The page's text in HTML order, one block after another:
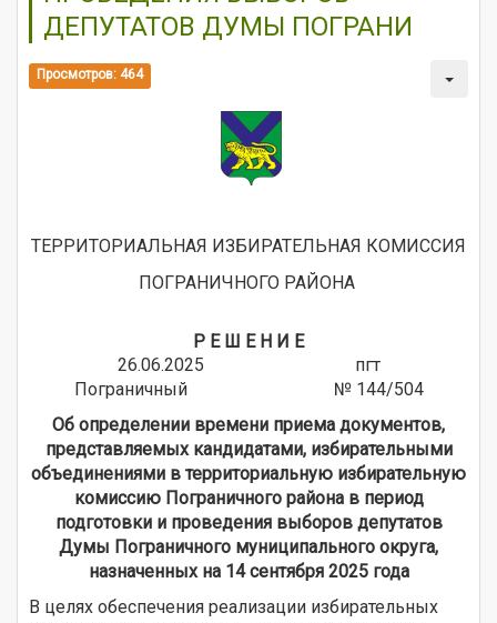
ДЕПУТАТОВ ДУМЫ ПОГРАНИ
Просмотров: 464
ТЕРРИТОРИАЛЬНАЯ ИЗБИРАТЕЛЬНАЯ КОМИССИЯ
ПОГРАНИЧНОГО РАЙОНА
Р Е Ш Е Н И Е
26.06.2025 пгт
Пограничный
№ 144/504
Об определении времени приема документов,
представляемых кандидатами, избирательными
объединениями в территориальную избирательную
комиссию Пограничного района в период
подготовки и проведения выборов депутатов
Думы Пограничного муниципального округа,
назначенных на 14 сентября 2025 года
В целях обеспечения реализации избирательных